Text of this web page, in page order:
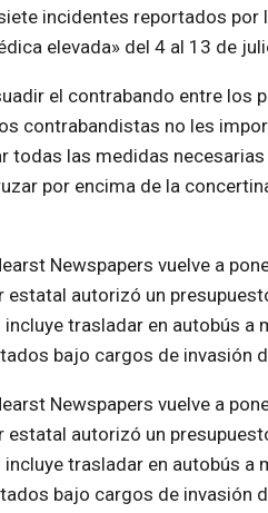
incidentes reportados por
elevada» del 4 al 13 de
el contrabando entre los
contrabandistas no les
todas las medidas
por encima de la
Newspapers vuelve a
estatal autorizó un
incluye trasladar en autobús
bajo cargos de invasión
Newspapers vuelve a
estatal autorizó un
incluye trasladar en autobús
bajo cargos de invasión